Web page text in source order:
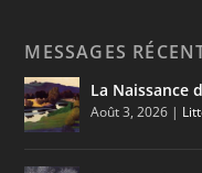
MESSAGES
La Naissance
Août 3, 2026 |